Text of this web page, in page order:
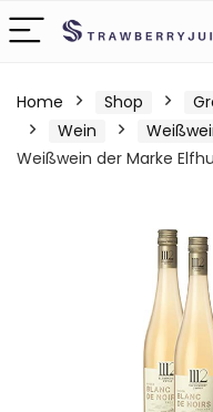
Home Shop
Wein
Weißwein der Marke